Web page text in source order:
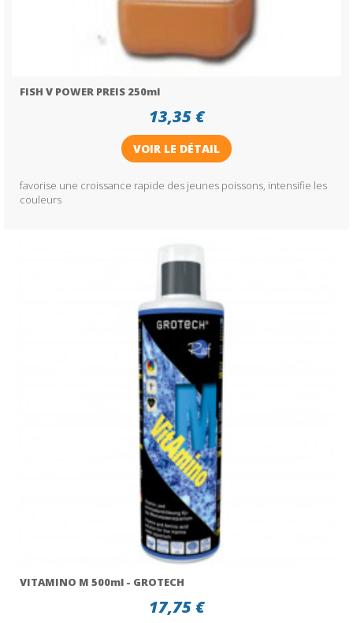
FISH V POWER PREIS 250ml
13,35 €
VOIR LE DÉTAIL
favorise une croissance rapide des jeunes poissons, intensifie les
couleurs
VITAMINO M 500ml - GROTECH
17,75 €